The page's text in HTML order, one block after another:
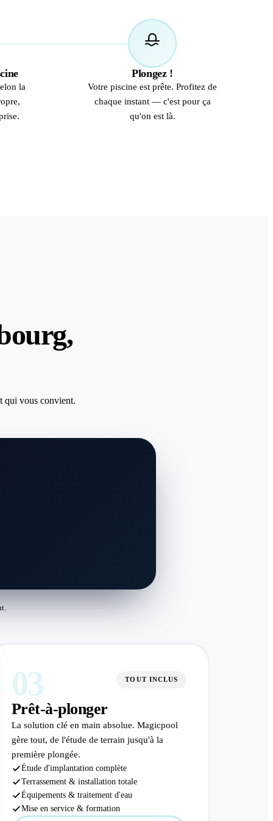
la
Plongez !
Votre piscine est prête. Profitez de
chaque instant — c'est pour ça
qu'on est là.
qui vous convient.
03 TOUT INCLUS
Prêt-à-plonger
La solution clé en main absolue. Magicpool
gère tout, de l'étude de terrain jusqu'à la
première plongée.
Étude d'implantation complète
Terrassement & installation totale
Équipements & traitement d'eau
Mise en service & formation